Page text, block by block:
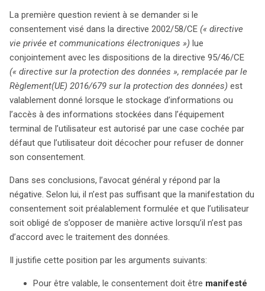
La première question revient à se demander si le
consentement visé dans la directive 2002/58/CE (« directive
vie privée et communications électroniques ») lue
conjointement avec les dispositions de la directive 95/46/CE
(« directive sur la protection des données », remplacée par le
Règlement(UE) 2016/679 sur la protection des données) est
valablement donné lorsque le stockage d’informations ou
l’accès à des informations stockées dans l’équipement
terminal de l’utilisateur est autorisé par une case cochée par
défaut que l’utilisateur doit décocher pour refuser de donner
son consentement.
Dans ses conclusions, l’avocat général y répond par la
négative. Selon lui, il n’est pas suffisant que la manifestation du
consentement soit préalablement formulée et que l’utilisateur
soit obligé de s’opposer de manière active lorsqu’il n’est pas
d’accord avec le traitement des données.
Il justifie cette position par les arguments suivants:
Pour être valable, le consentement doit être manifesté